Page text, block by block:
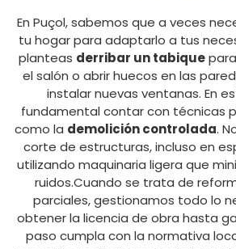
En Puçol, sabemos que a veces
tu hogar para adaptarlo a tus
planteas derribar un tabiquepara
el salón o abrir huecos en las
instalar nuevas ventanas. En
fundamental contar con técnicas
como la demolición controlada.
corte de estructuras, incluso en
utilizando maquinaria ligera que
ruidos.Cuando se trata de
parciales, gestionamos todo lo
obtener la licencia de obra hasta
paso cumpla con la normativa